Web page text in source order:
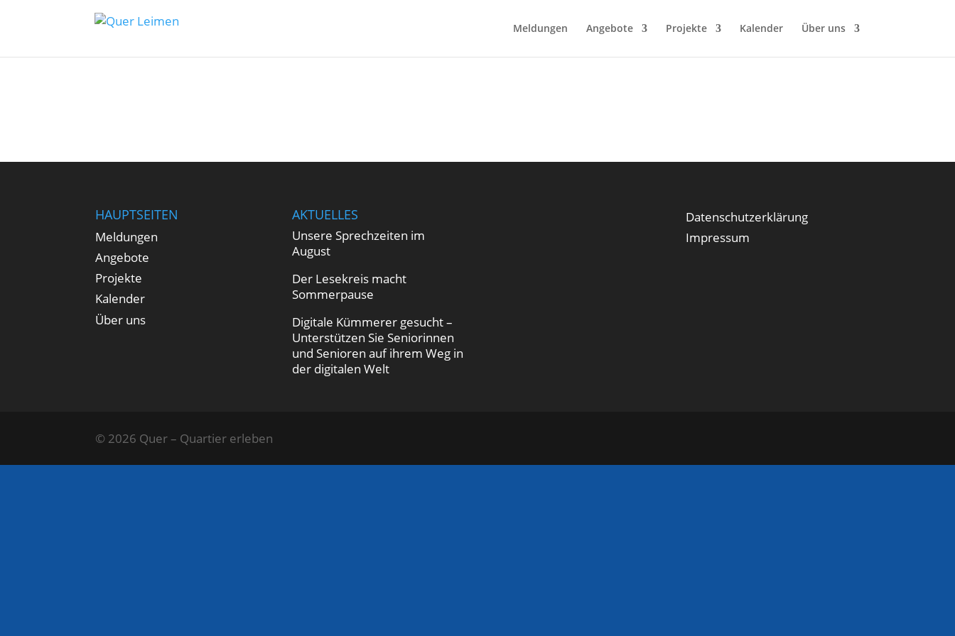
Meldungen Angebote Projekte Kalender Über uns
HAUPTSEITEN
Meldungen
Angebote
Projekte
Kalender
Über uns
AKTUELLES
Unsere Sprechzeiten im
August
Der Lesekreis macht
Sommerpause
Digitale Kümmerer gesucht –
Unterstützen Sie Seniorinnen
und Senioren auf ihrem Weg in
der digitalen Welt
Datenschutzerklärung
Impressum
© 2026 Quer – Quartier erleben